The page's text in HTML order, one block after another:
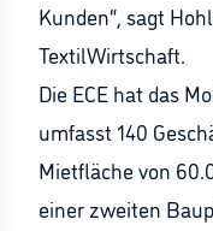
Kunden“, sagt
TextilWirtschaft.
Die ECE hat das
umfasst 140
Mietfläche von
einer zweiten